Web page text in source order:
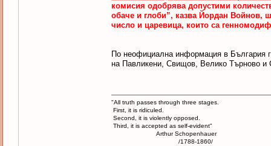
комисия одобрява допустими
обаче и глоби”, казва Йордан Войнов,
число и царевица, които са
По неофициална информация в България
на Павликени, Свищов, Велико Търново и
"All truth passes through three stages.
First, it is ridiculed.
Second, it is violently opposed.
Third, it is accepted as self-evident"
Arthur Schopenhauer
/1788-1860/